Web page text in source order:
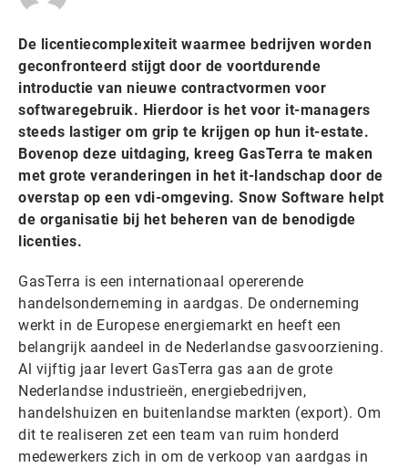
De licentiecomplexiteit waarmee bedrijven worden
geconfronteerd stijgt door de voortdurende
introductie van nieuwe contractvormen voor
softwaregebruik. Hierdoor is het voor it-managers
steeds lastiger om grip te krijgen op hun it-estate.
Bovenop deze uitdaging, kreeg GasTerra te maken
met grote veranderingen in het it-landschap door de
overstap op een vdi-omgeving. Snow Software helpt
de organisatie bij het beheren van de benodigde
licenties.
GasTerra is een internationaal opererende
handelsonderneming in aardgas. De onderneming
werkt in de Europese energiemarkt en heeft een
belangrijk aandeel in de Nederlandse gasvoorziening.
Al vijftig jaar levert GasTerra gas aan de grote
Nederlandse industrieën, energiebedrijven,
handelshuizen en buitenlandse markten (export). Om
dit te realiseren zet een team van ruim honderd
medewerkers zich in om de verkoop van aardgas in